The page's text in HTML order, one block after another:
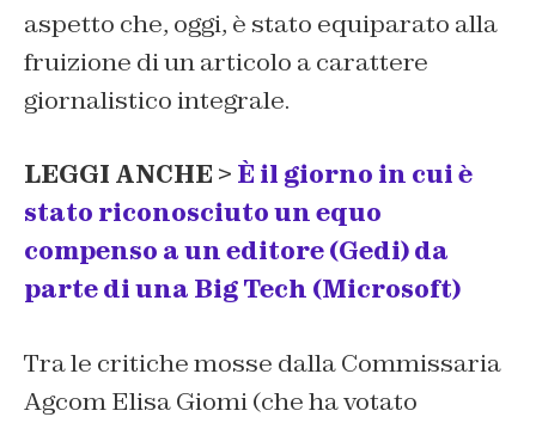
aspetto che, oggi, è stato equiparato alla
fruizione di un articolo a carattere
giornalistico integrale.
LEGGI ANCHE > È il giorno in cui è
stato riconosciuto un equo
compenso a un editore (Gedi) da
parte di una Big Tech (Microsoft)
Tra le critiche mosse dalla Commissaria
Agcom Elisa Giomi (che ha votato